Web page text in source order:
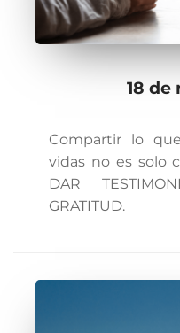
18 de
Compartir lo
vidas no es solo
DAR
GRATITUD.